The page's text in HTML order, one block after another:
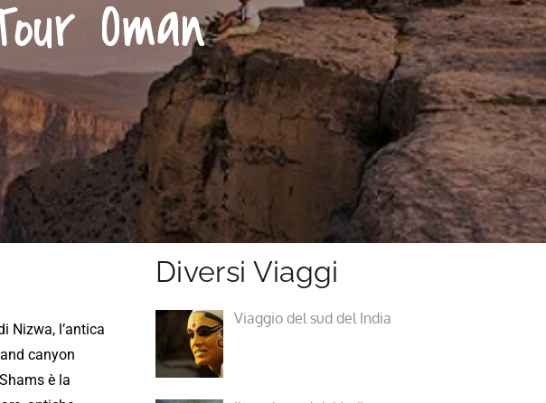
Oman
Nizwa, l’antica
canyon
è la
Diversi Viaggi
Viaggio del sud del India